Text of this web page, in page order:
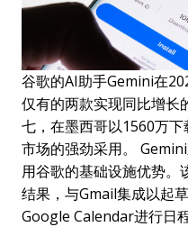
谷歌的AI助手Gemini在
仅有的两款实现同比增长
七，在墨西哥以1560万
市场的强劲采用。
用谷歌的基础设施优势。
结果，与Gmail集成以起
Google Calendar进行日